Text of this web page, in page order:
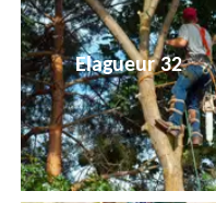
Elagueur 32